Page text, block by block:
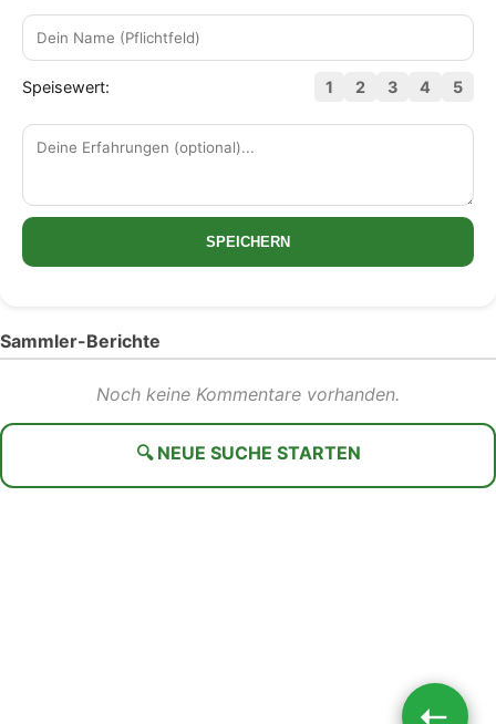
Speisewert: 1 2 3 4 5
SPEICHERN
Sammler-Berichte
Noch keine Kommentare vorhanden.
🔍 NEUE SUCHE STARTEN